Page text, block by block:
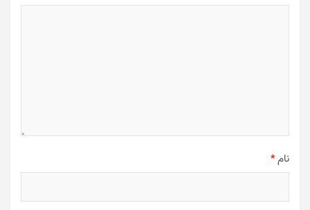
نام*